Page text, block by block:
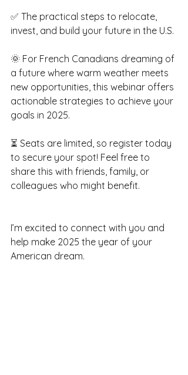
✅ The practical steps to relocate,
invest, and build your future in the U.S.
🌞 For French Canadians dreaming of
a future where warm weather meets
new opportunities, this webinar offers
actionable strategies to achieve your
goals in 2025.
⏳ Seats are limited, so register today
to secure your spot! Feel free to
share this with friends, family, or
colleagues who might benefit.
I’m excited to connect with you and
help make 2025 the year of your
American dream.